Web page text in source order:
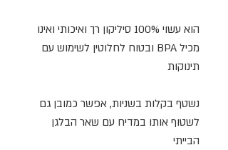
הוא עשוי 100% סיליקון רך ואיכותי ואינו
מכיל BPA ובטוח לחלוטין לשימוש עם
תינוקות
נשטף בקלות בשניות, אפשר כמובן גם
לשטוף אותו במדיח עם שאר הבלגן
הבייתי